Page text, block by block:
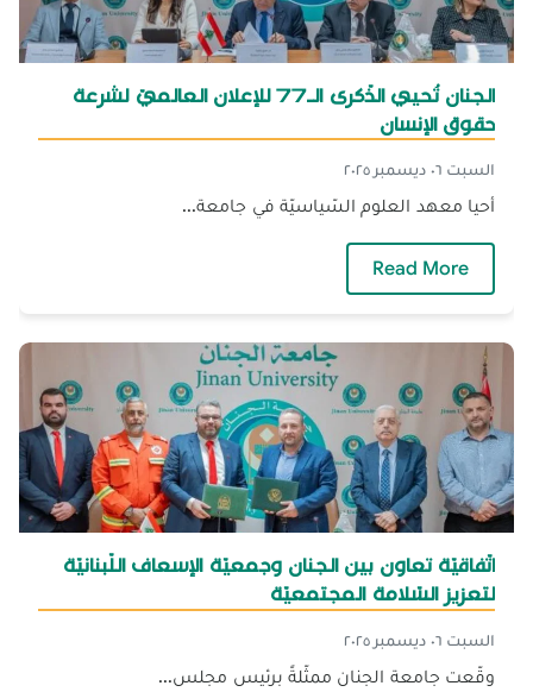
الجنان تُحيي الذّكرى الـ77 للإعلان العالميّ لشرعة
حقوق الإنسان
السبت ٠٦ ديسمبر ٢٠٢٥
أحيا معهد العلوم السّياسيّة في جامعة...
Read More
اتّفاقيّة تعاون بين الجنان وجمعيّة الإسعاف اللّبنانيّة
لتعزيز السّلامة المجتمعيّة
السبت ٠٦ ديسمبر ٢٠٢٥
وقّعت جامعة الجنان ممثّلةً برئيس مجلس...